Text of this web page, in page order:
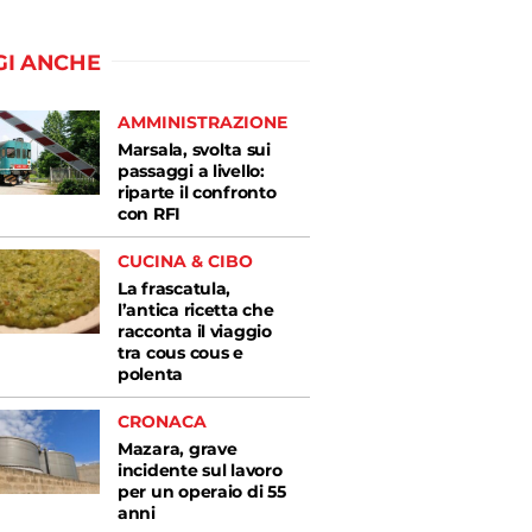
ANCHE
AMMINISTRAZIONE
Marsala, svolta sui
passaggi a livello:
riparte il confronto
con RFI
CUCINA & CIBO
La frascatula,
l’antica ricetta che
racconta il viaggio
tra cous cous e
polenta
CRONACA
Mazara, grave
incidente sul lavoro
per un operaio di 55
anni